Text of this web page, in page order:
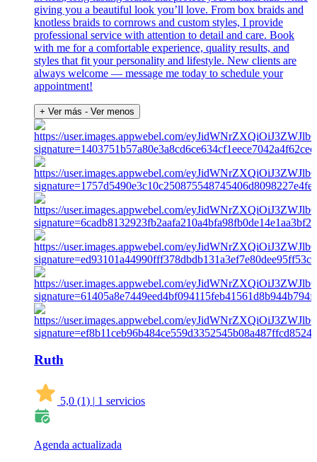
giving you a beautiful look you’ll love. From box braids and
knotless braids to cornrows and custom styles, I provide
professional service with attention to detail and care. Book
with me for a comfortable experience, quality results, and
styles that fit your personality and lifestyle. New clients are
always welcome — message me today to schedule your
appointment!
+ Ver más - Ver menos
Ruth
5,0 (1) | 1 servicios
Agenda actualizada